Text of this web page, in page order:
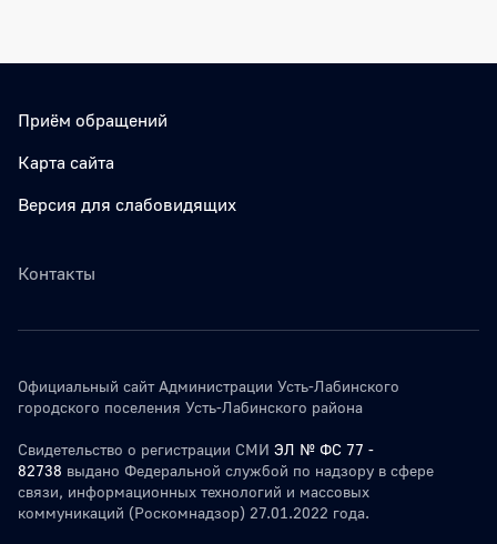
Приём обращений
Карта сайта
Версия для слабовидящих
Контакты
Официальный сайт Администрации Усть-Лабинского
городского поселения Усть-Лабинского района
Свидетельство о регистрации СМИ ЭЛ № ФС 77 -
82738 выдано Федеральной службой по надзору в сфере
связи, информационных технологий и массовых
коммуникаций (Роскомнадзор) 27.01.2022 года.